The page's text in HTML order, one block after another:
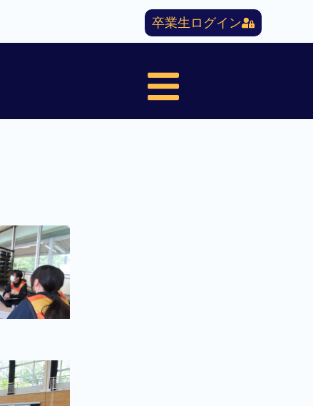
卒業生ログイン